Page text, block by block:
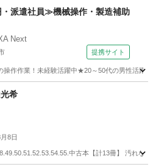
DVD
派遣社員≫機械操作・製造補助
Next
提携サイト
操作作業！未経験活躍中★20～50代の男性活
希
8日
中古本【計13冊】 汚れな